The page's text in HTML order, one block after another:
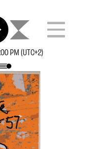
PM (UTC+2)